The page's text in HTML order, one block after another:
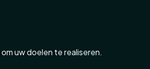
uw doelen te realiseren.